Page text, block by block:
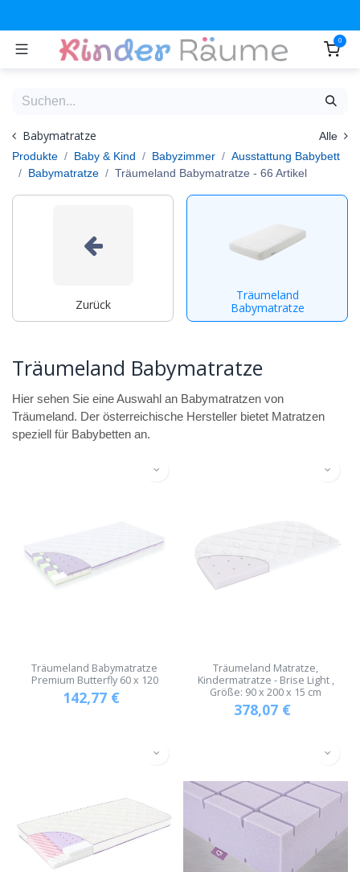
0
Babymatratze
Alle
Produkte
Baby & Kind Babyzimmer
Ausstattung Babybett
Babymatratze
Träumeland Babymatratze - 66 Artikel
Zurück
Träumeland
Babymatratze
Träumeland Babymatratze
Hier sehen Sie eine Auswahl an Babymatratzen von
Träumeland. Der österreichische Hersteller bietet Matratzen
speziell für Babybetten an.
Träumeland Babymatratze
Premium Butterfly 60 x 120
142,77 €
Träumeland Matratze,
Kindermatratze - Brise Light ,
Größe: 90 x 200 x 15 cm
378,07 €